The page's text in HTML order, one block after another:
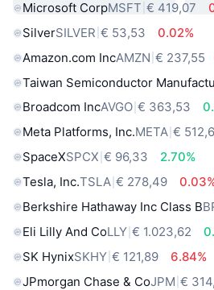
Microsoft CorpMSFT € 419,07
SilverSILVER € 53,53
0.02%
Amazon.com IncAMZN € 237,55
Taiwan Semiconductor
Broadcom IncAVGO € 363,53
Meta Platforms, Inc.META €
SpaceXSPCX € 96,33
2.70%
Tesla, Inc.TSLA € 278,49
Berkshire Hathaway Inc Class B
Eli Lilly And CoLLY € 1.023,62
SK HynixSKHY € 121,89
6.84%
JPmorgan Chase & CoJPM €